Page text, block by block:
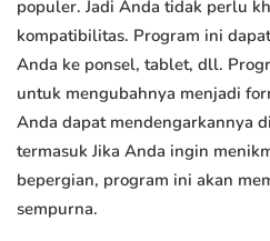
populer. Jadi Anda tidak perlu
kompatibilitas. Program ini
Anda ke ponsel, tablet, dll.
untuk mengubahnya menjadi
Anda dapat mendengarkannya
termasuk Jika Anda ingin
bepergian, program ini akan
sempurna.